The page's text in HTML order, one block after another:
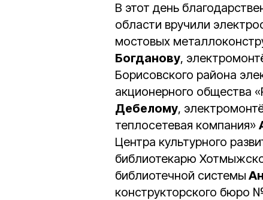
В этот день
области вручили
мостовых
Богданову,
Борисовского района
акционерного общества
Дебелому,
теплосетевая компания»
Центра культурного
библиотекарю
библиотечной системы
конструкторского бюро